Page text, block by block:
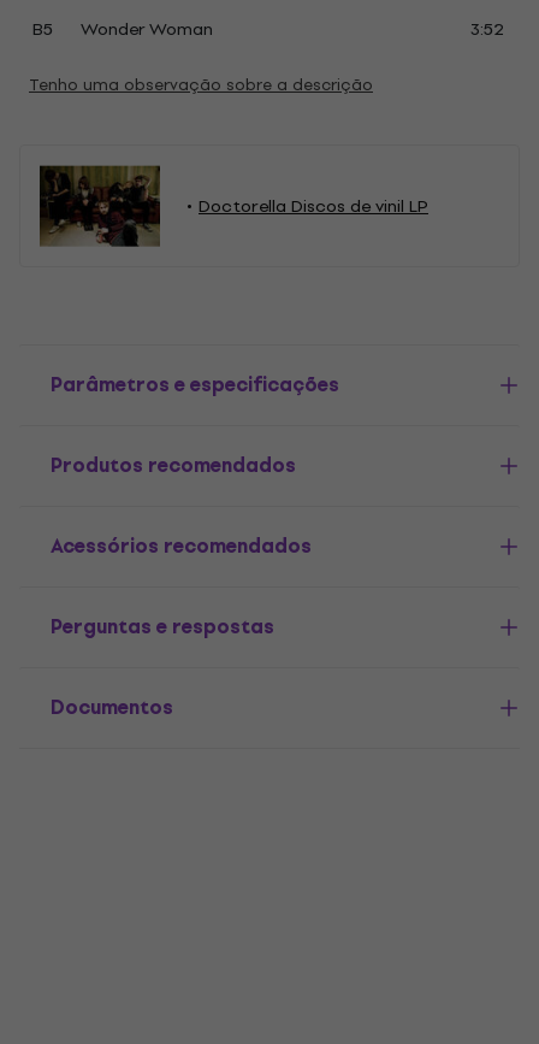
B5 Wonder Woman 3:52
Tenho uma observação sobre a descrição
Doctorella Discos de vinil LP
Parâmetros e especificações
Produtos recomendados
Acessórios recomendados
Perguntas e respostas
Documentos